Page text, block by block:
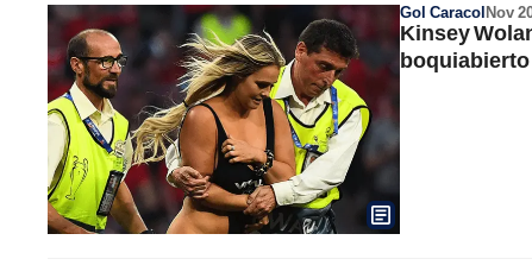
Gol CaracolNov
Kinsey